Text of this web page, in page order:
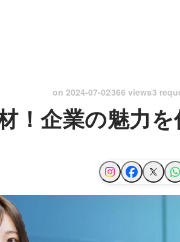
on 2024-07-02366 views3
！企業の魅力を